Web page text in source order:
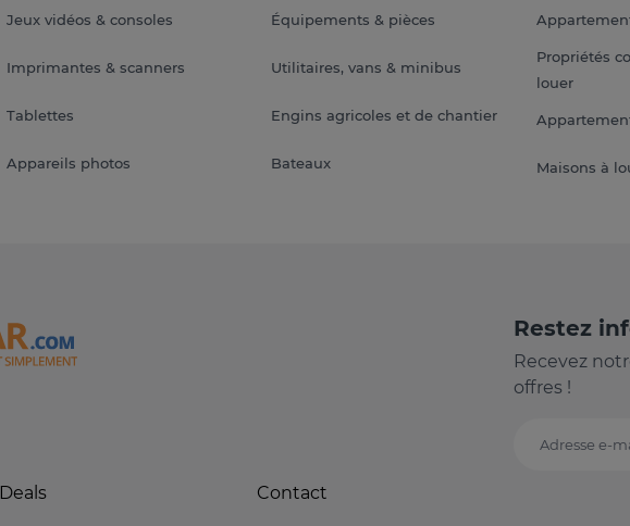
Jeux vidéos & consoles
Imprimantes & scanners
Tablettes
Appareils photos
Équipements & pièces
Utilitaires, vans & minibus
Engins agricoles et de chantier
Bateaux
Propriétés
louer
Maisons à
Deals Contact
Restez
Recevez
offres !
Adresse e-